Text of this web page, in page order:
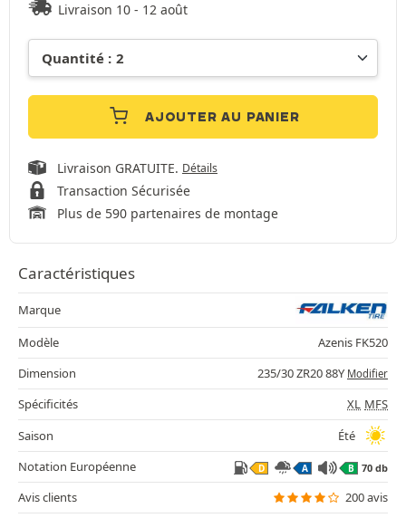
Livraison 10 - 12 août
AJOUTER AU PANIER
Livraison GRATUITE. Détails
Transaction Sécurisée
Plus de 590 partenaires de montage
Caractéristiques
Marque
Modèle
Azenis FK520
Dimension
235/30 ZR20 88Y Modifier
Spécificités XL MFS
Saison
Été
Notation Européenne
D A B 70 db
Avis clients
200 avis